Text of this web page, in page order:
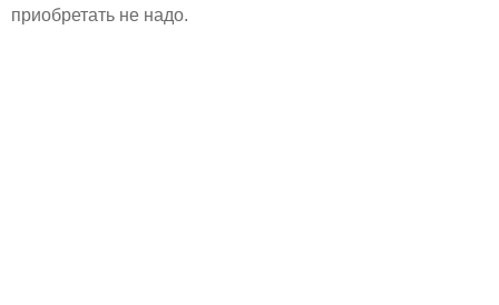
приобретать не надо.